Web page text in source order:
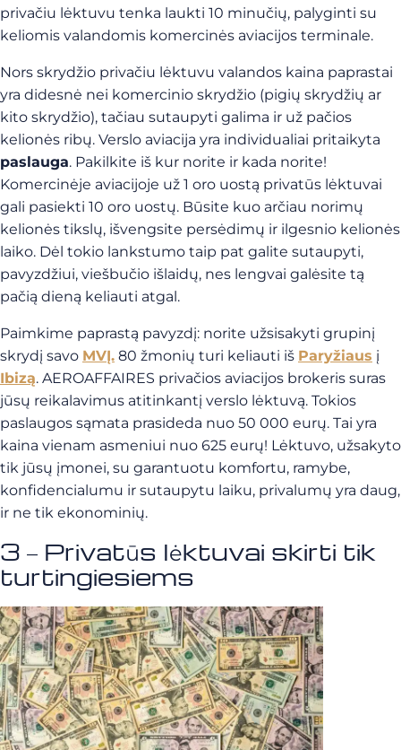
privačiu lėktuvu tenka laukti 10 minučių, palyginti su
keliomis valandomis komercinės aviacijos terminale.
Nors skrydžio privačiu lėktuvu valandos kaina paprastai
yra didesnė nei komercinio skrydžio (pigių skrydžių ar
kito skrydžio), tačiau sutaupyti galima ir už pačios
kelionės ribų. Verslo aviacija yra individualiai pritaikyta
paslauga. Pakilkite iš kur norite ir kada norite!
Komercinėje aviacijoje už 1 oro uostą privatūs lėktuvai
gali pasiekti 10 oro uostų. Būsite kuo arčiau norimų
kelionės tikslų, išvengsite persėdimų ir ilgesnio kelionės
laiko. Dėl tokio lankstumo taip pat galite sutaupyti,
pavyzdžiui, viešbučio išlaidų, nes lengvai galėsite tą
pačią dieną keliauti atgal.
Paimkime paprastą pavyzdį: norite užsisakyti grupinį
skrydį savo MVĮ. 80 žmonių turi keliauti iš Paryžiaus į
Ibizą. AEROAFFAIRES privačios aviacijos brokeris suras
jūsų reikalavimus atitinkantį verslo lėktuvą. Tokios
paslaugos sąmata prasideda nuo 50 000 eurų. Tai yra
kaina vienam asmeniui nuo 625 eurų! Lėktuvo, užsakyto
tik jūsų įmonei, su garantuotu komfortu, ramybe,
konfidencialumu ir sutaupytu laiku, privalumų yra daug,
ir ne tik ekonominių.
3 – Privatūs lėktuvai skirti tik
turtingiesiems